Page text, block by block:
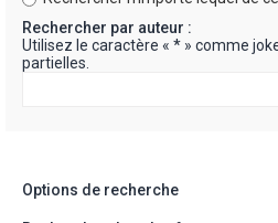
Rechercher par auteur :
Utilisez le caractère « * » comme
partielles.
Options de recherche